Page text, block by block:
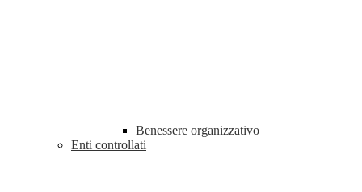
Benessere organizzativo
Enti controllati